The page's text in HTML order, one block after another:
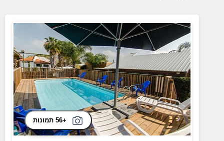
+56 תמונות